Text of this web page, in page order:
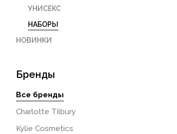
УНИСЕКС
НАБОРЫ
НОВИНКИ
Бренды
Все бренды
Charlotte Tilbury
Kylie Cosmetics